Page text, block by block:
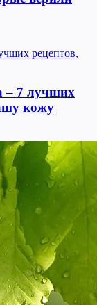
– 7 лучших
кожу